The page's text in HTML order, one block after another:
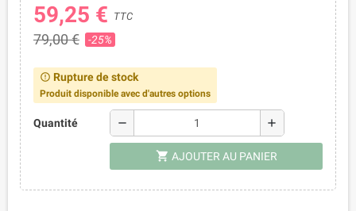
59,25 € TTC
79,00 € -25%
error_outline Rupture de stock
Produit disponible avec d'autres options
Quantité remove add
shopping_cart AJOUTER AU PANIER